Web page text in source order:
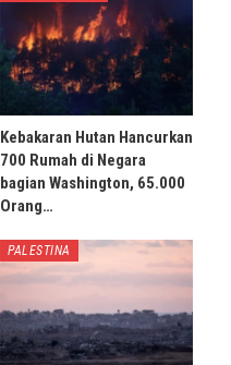
Kebakaran Hutan Hancurkan
700 Rumah di Negara
bagian Washington, 65.000
Orang…
PALESTINA